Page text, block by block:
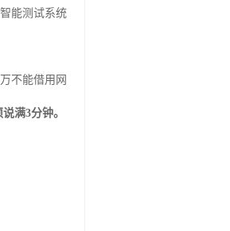
能测试系统
不能借用网
满3分钟。